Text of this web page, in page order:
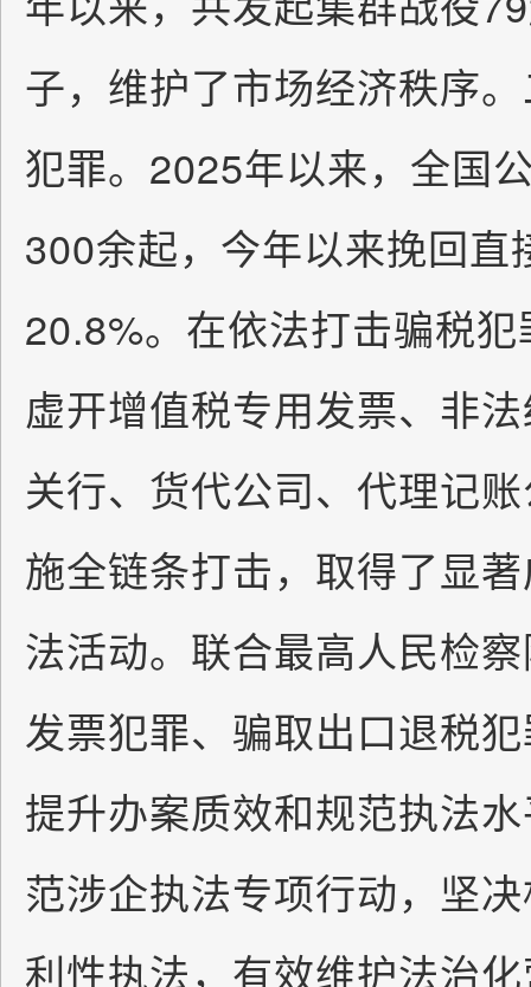
子，维护了市场经济秩序
犯罪。2025年以来，全国
300余起，今年以来挽回
20.8%。在依法打击骗税
虚开增值税专用发票、非
关行、货代公司、代理记
施全链条打击，取得了显
法活动。联合最高人民检
发票犯罪、骗取出口退税
提升办案质效和规范执法
范涉企执法专项行动，坚
利性执法，有效维护法治